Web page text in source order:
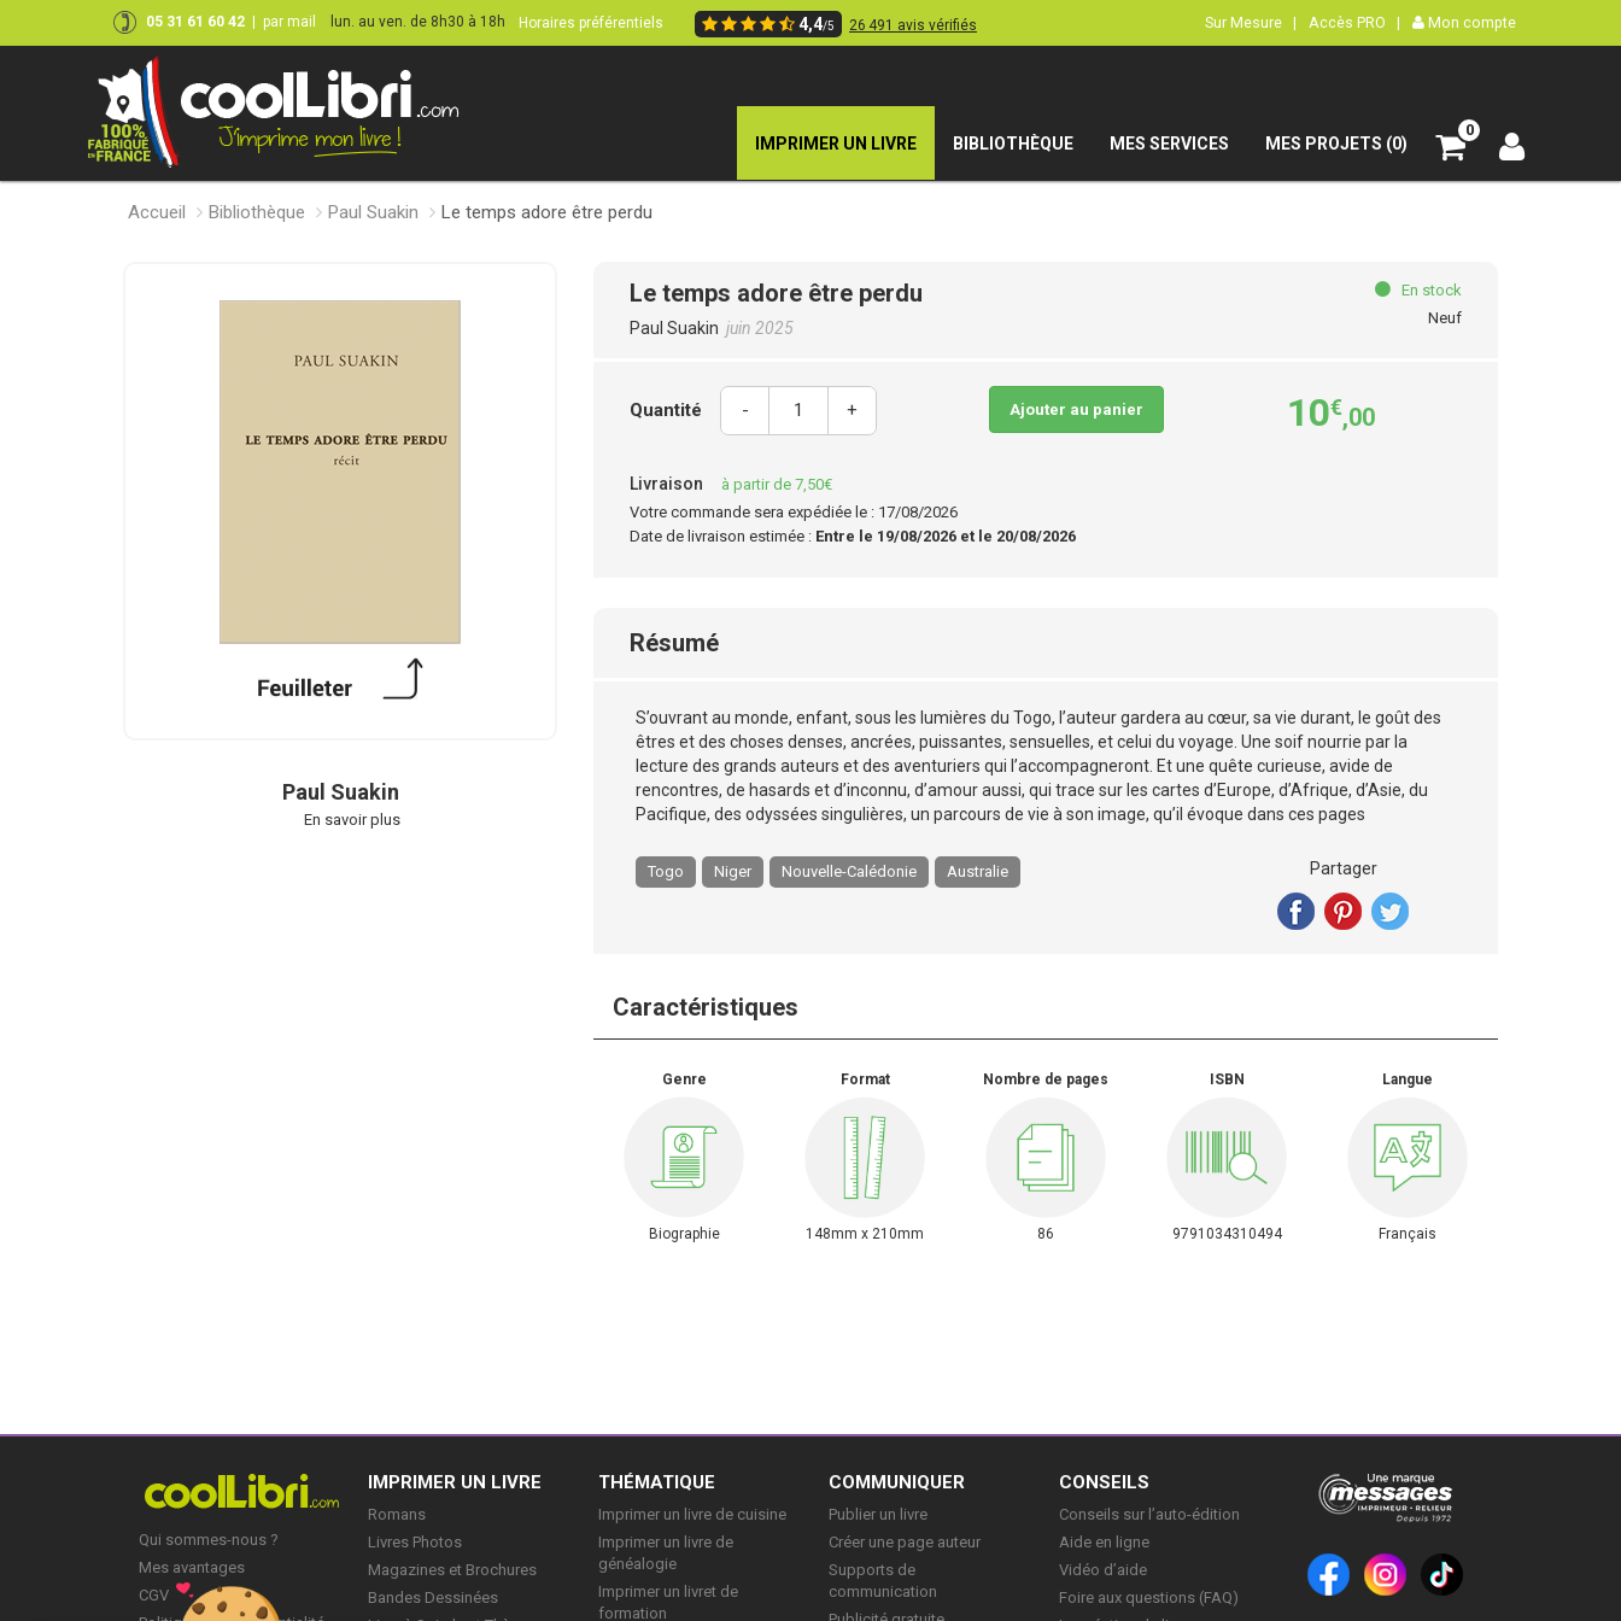
05 31 61 60 42 par mail lun. au ven. de 8h30 à 18h Horaires préférentiels 4,4/5 26 491 avis vérifiés Sur Mesure | Accès PRO | Mon compte
IMPRIMER UN LIVRE BIBLIOTHÈQUE MES SERVICES MES PROJETS (0)
0
Accueil Bibliothèque Paul Suakin Le temps adore être perdu
Paul Suakin
En savoir plus
Le temps adore être perdu
Paul Suakin juin 2025
En stock
Neuf
Quantité - + Ajouter au panier 10€,00
Livraison
à partir de 7,50€
Votre commande sera expédiée le : 17/08/2026
Date de livraison estimée : Entre le 19/08/2026 et le 20/08/2026
Résumé
S’ouvrant au monde, enfant, sous les lumières du Togo, l’auteur gardera au cœur, sa vie durant, le goût des
êtres et des choses denses, ancrées, puissantes, sensuelles, et celui du voyage. Une soif nourrie par la
lecture des grands auteurs et des aventuriers qui l’accompagneront. Et une quête curieuse, avide de
rencontres, de hasards et d’inconnu, d’amour aussi, qui trace sur les cartes d’Europe, d’Afrique, d’Asie, du
Pacifique, des odyssées singulières, un parcours de vie à son image, qu’il évoque dans ces pages
Togo Niger Nouvelle-Calédonie Australie Partager
Caractéristiques
Genre
Biographie
Format
148mm x 210mm
Nombre de pages
86
ISBN
9791034310494
Langue
Français
Qui sommes-nous ?
Mes avantages
CGV
IMPRIMER UN LIVRE
Romans
Livres Photos
Magazines et Brochures
Bandes Dessinées
THÉMATIQUE
Imprimer un livre de cuisine
Imprimer un livre de
généalogie
Imprimer un livret de
formation
COMMUNIQUER
Publier un livre
Créer une page auteur
Supports de
communication
CONSEILS
Conseils sur l’auto-édition
Aide en ligne
Vidéo d’aide
Foire aux questions (FAQ)